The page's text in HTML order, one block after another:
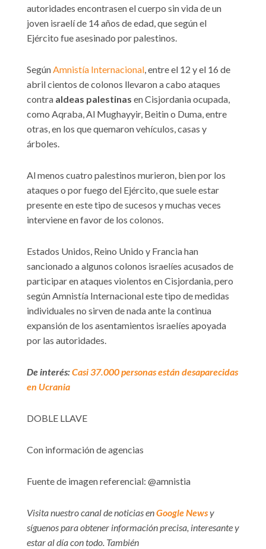
autoridades encontrasen el cuerpo sin vida de un
joven israelí de 14 años de edad, que según el
Ejército fue asesinado por palestinos.
SegúnAmnistía Internacional, entre el 12 y el 16 de
abril cientos de colonos llevaron a cabo ataques
contra aldeas palestinas en Cisjordania ocupada,
como Aqraba, Al Mughayyir, Beitin o Duma, entre
otras, en los que quemaron vehículos, casas y
árboles.
Al menos cuatro palestinos murieron, bien por los
ataques o por fuego del Ejército, que suele estar
presente en este tipo de sucesos y muchas veces
interviene en favor de los colonos.
Estados Unidos, Reino Unido y Francia han
sancionado a algunos colonos israelíes acusados de
participar en ataques violentos en Cisjordania, pero
según Amnistía Internacional este tipo de medidas
individuales no sirven de nada ante la continua
expansión de los asentamientos israelíes apoyada
por las autoridades.
De interés:Casi 37.000 personas están desaparecidas
en Ucrania
DOBLE LLAVE
Con información de agencias
Fuente de imagen referencial: @amnistia
Visita nuestro canal de noticias enGoogle Newsy
síguenos para obtener información precisa, interesante y
estar al día con todo. También